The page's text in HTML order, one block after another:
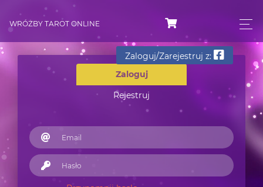
WRÓŻBY TAROT ONLINE
Zaloguj
Rejestruj
Zaloguj/Zarejestruj z: